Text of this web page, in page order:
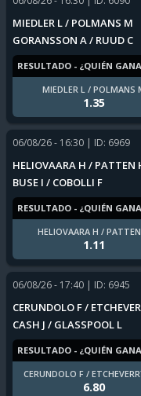
MIEDLER L / POLMANS M
GORANSSON A / RUUD C
RESULTADO - ¿QUIÉN
MIEDLER L / POLMANS
1.35
06/08/26 - 16:30 | ID: 6969
HELIOVAARA H / PATTEN
BUSE I / COBOLLI F
RESULTADO - ¿QUIÉN
HELIOVAARA H /
1.11
06/08/26 - 17:40 | ID: 6945
CERUNDOLO F /
CASH J / GLASSPOOL L
RESULTADO - ¿QUIÉN
CERUNDOLO F /
6.80